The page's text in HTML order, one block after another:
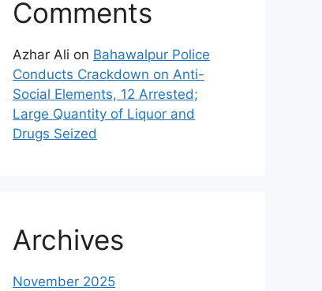
Comments
Azhar Ali on Bahawalpur Police
Conducts Crackdown on Anti-
Social Elements, 12 Arrested;
Large Quantity of Liquor and
Drugs Seized
Archives
November 2025